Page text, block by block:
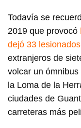
Todavía se
2019 que provocó
dejó 33 lesionados
extranjeros de
volcar un
la Loma de la
ciudades de
carreteras más